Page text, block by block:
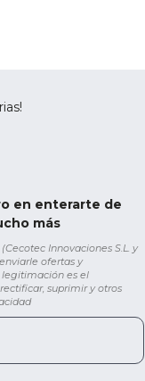
en enterarte de
más
Innovaciones S.L. y
ofertas y
legitimación es el
suprimir y otros